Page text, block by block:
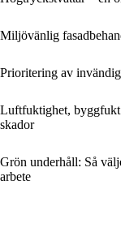
Miljövänlig
Prioritering av
Luftfuktighet, byggfukt
skador
Grön underhåll: Så
arbete